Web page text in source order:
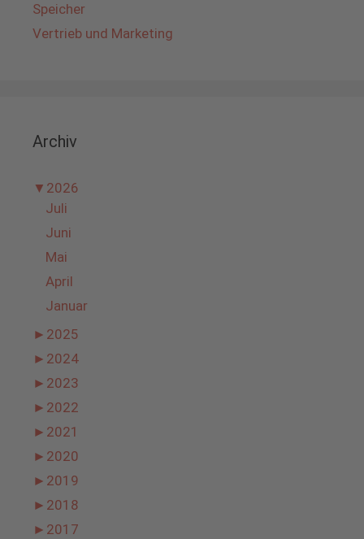
Speicher
Vertrieb und Marketing
Archiv
▼ 2026
Juli
Juni
Mai
April
Januar
► 2025
► 2024
► 2023
► 2022
► 2021
► 2020
► 2019
► 2018
► 2017